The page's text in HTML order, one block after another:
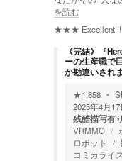
を読む
★★★ Excellent!!!
《完結》『
ーの生産職で
か勘違いされ
★1,858
2025年4月
残酷描写有り
VRMMO
ロボット
コミカライ